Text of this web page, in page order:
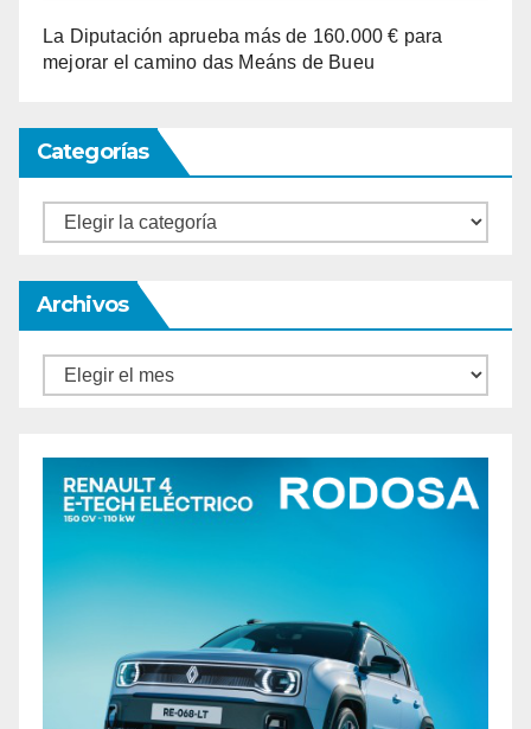
La Diputación aprueba más de 160.000 € para
mejorar el camino das Meáns de Bueu
Categorías
Categorías
Archivos
Archivos